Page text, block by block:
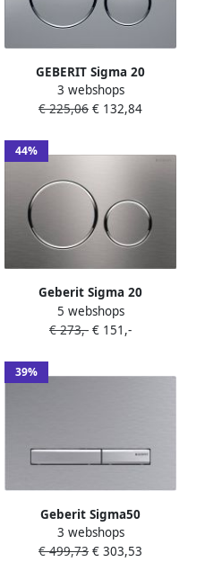
GEBERIT Sigma 20
bedieningspaneel DF
frontbediend 24.6x16.4cm
12cm mat verchr. glans
verchr. mat verchr.
115882JQ1
3 webshops
€ 225,06 € 132,84
44%
Geberit Sigma 20
bedieningspaneel rvs
geborsteld chroom voor
(UP720) en 12cm (UP320)
5 webshops
€ 273,- € 151,-
39%
Geberit Sigma50
bedieningplaat 2-toets
spoeling frontbediening
3 webshops
€ 499,73 € 303,53